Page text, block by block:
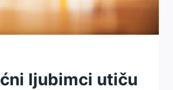
ljubimci utiču